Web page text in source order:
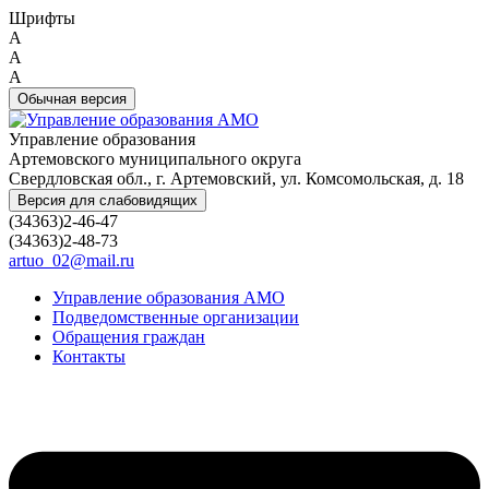
Шрифты
A
A
A
Обычная версия
Управление образования
Артемовского муниципального округа
Свердловская обл., г. Артемовский, ул. Комсомольская, д. 18
Версия для слабовидящих
(34363)2-46-47
(34363)2-48-73
artuo_02@mail.ru
Управление образования АМО
Подведомственные организации
Обращения граждан
Контакты